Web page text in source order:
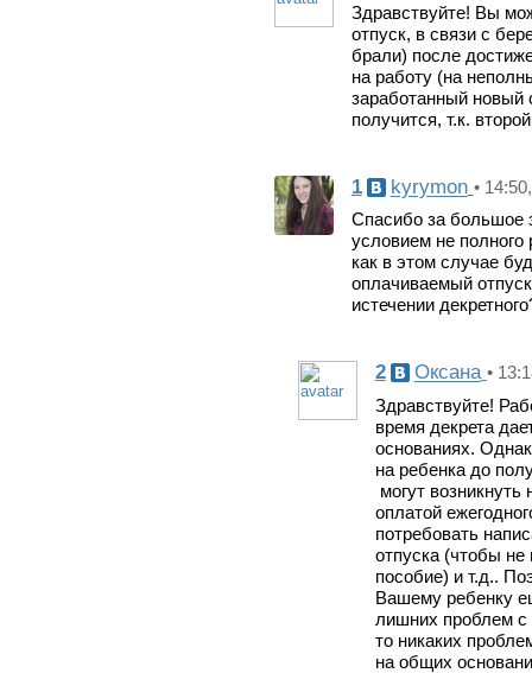
Здравствуйте! Вы
отпуск, в связи с
брали) после
на работу (на
заработанный новый
получится, т.к.
1 kyrymon •
Спасибо за большое
условием не полного
как в этом случае
оплачиваемый
истечении
2 Оксана •
Здравствуйте!
время декрета
основаниях.
на ребенка до
могут
оплатой
потребовать
отпуска (чтобы не
пособие) и т.д..
Вашему ребенку
лишних проблем с
то никаких
на общих